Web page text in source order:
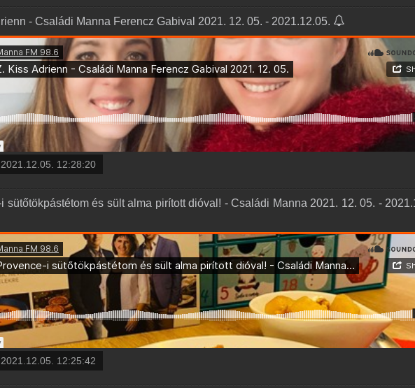
- Családi Manna Ferencz Gabival 2021. 12. 05. - 2021.12.05.
2021.12.05. 12:28:20
sütőtökpástétom és sült alma pirított dióval! - Családi Manna 2021. 12. 05. -
2021.12.05. 12:25:42